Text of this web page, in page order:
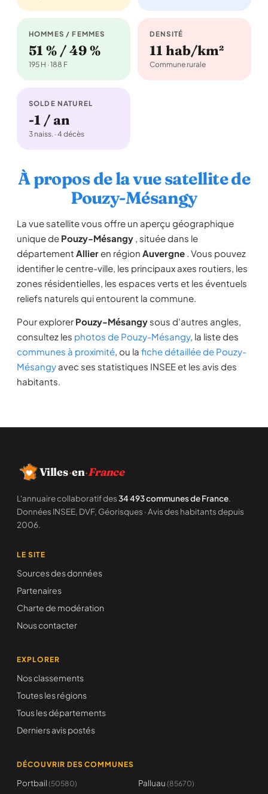
HOMMES / FEMMES
51 % / 49 %
195 H · 188 F
DENSITÉ
11 hab/km²
Commune rurale
SOLDE NATUREL
-1 / an
3 naiss. · 4 décès
À propos de la vue satellite de
Pouzy-Mésangy
La vue satellite vous offre un aperçu géographique
unique de Pouzy-Mésangy , située dans le
département Allieren région Auvergne . Vous pouvez
identifier le centre-ville, les principaux axes routiers, les
zones résidentielles, les espaces verts et les éventuels
reliefs naturels qui entourent la commune.
Pour explorer Pouzy-Mésangy sous d'autres angles,
consultez les photos de Pouzy-Mésangy, la liste des
communes à proximité, ou la fiche détaillée de Pouzy-
Mésangy avec ses statistiques INSEE et les avis des
habitants.
Villes·en·France
L'annuaire collaboratif des34 493 communes de France.
Données INSEE, DVF, Géorisques · Avis des habitants depuis
2006.
LE SITE
Sources des données
Partenaires
Charte de modération
Nous contacter
EXPLORER
Nos classements
Toutes les régions
Tous les départements
Derniers avis postés
DÉCOUVRIR DES COMMUNES
Portbail (50580) Palluau (85670)